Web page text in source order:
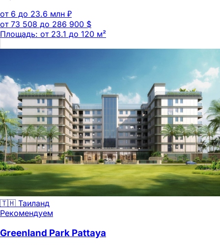
от 6 до 23.6 млн ₽
от 73 508 до 286 900 $
Площадь: от 23.1 до 120 м²
🇹🇭 Таиланд
Рекомендуем
Greenland Park Pattaya